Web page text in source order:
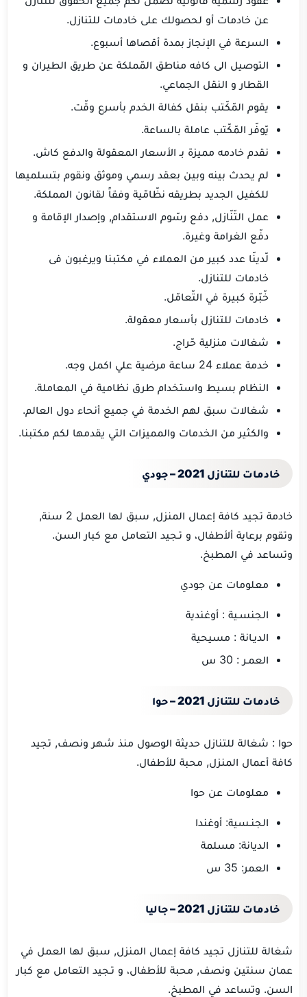
عن خادمات أو لحصولك على خادمات للتنازل.
السرعة في الإنجاز بمدة أقصاها أسبوع.
التوصيل الى كافه مناطق المّملكة عن طريق الطيران و
القطار و النقل الجماعي.
يقوم المّكّتب بنقل كفالة الخدم بأسرع وقّت.
يّوفّر المّكّتب عاملة بالساعة.
نقدم خادمه مميزة بـ الأسعار المعقولة والدفع كاش.
لم يحدث بينه وبين بعقد رسمي وموثق ونقوم بتسلميها
للكفيل الجديد بطريقه نظّامّية وفقاً لقانون المملكة.
عمل التّنّازل, دفع رسّوم الاستقدام, وإصدار الإقامة و
دفّع الغرامة وغيرة.
لّدينّا عدد كبير من العملاء في مكتبنا ويرغبون فى
خادمات للتنازل.
خّبّرة كبيرة في التّعامّل.
خادمات للتنازل بأسعار معقولة.
شغالات منزلية حّراج.
خدمة عملاء 24 ساعة مرضية علي اكمل وجه.
النظام بسيط واستخدام طرق نظامية في المعاملة.
شغالات سبق لهم الخدمة في جميع أنحاء دول العالم.
والكثير من الخدمات والمميزات التي يقدمها لكم مكتبنا.
خادمات للتنازل 2021 – جودي
خادمة تجيد كافة إعمال المنزل, سبق لها العمل 2 سنة,
وتقوم برعاية ألأطفال، و تـجيد التعامل مع كبار السن.
وتساعد في المطبخ.
معلومات عن جودي
الجنسـية : أوغندية
الديـانة : مسيحية
العمـر : 30 س
خادمات للتنازل 2021 – حوا
حوا : شغالة للتنازل حديثة الوصول منذ شهر ونصف, تجيد
كافة أعمال المنزل, محبة للأطفال.
معلومات عن حوا
الجنـسية: أوغندا
الديانة: مسلمة
العمر: 35 س
خادمات للتنازل 2021 – جاليا
شغالة للتنازل تجيد كافة إعمال المنزل, سبق لها العمل في
عمان سنتين ونصف, محبة للأطفال، و تـجيد التعامل مع كبار
السن. وتساعد في المطبخ.